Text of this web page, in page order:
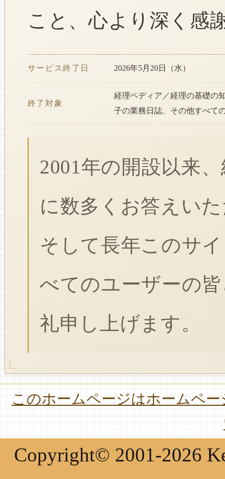
こと、心より深く感
サービス終了日 2026年5月20日（水）
終了対象
経理ペディア／経理の基礎の
子の業務日誌、その他すべて
2001年の開設以来
に数多くお答えい
そして長年このサ
べてのユーザーの
礼申し上げます。
このホームページはホームペ
Copyright© 2001-2026